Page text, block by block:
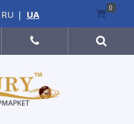
RU | UA
0